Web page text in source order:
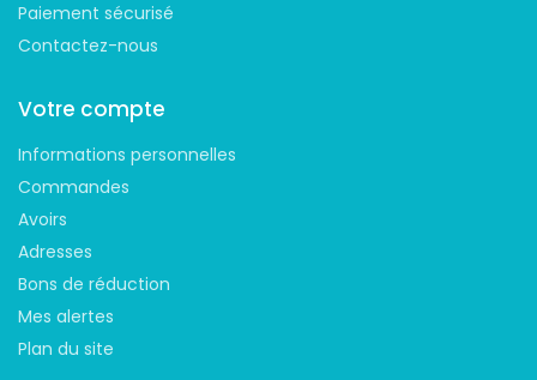
Paiement sécurisé
Contactez-nous
Votre compte
Informations personnelles
Commandes
Avoirs
Adresses
Bons de réduction
Mes alertes
Plan du site